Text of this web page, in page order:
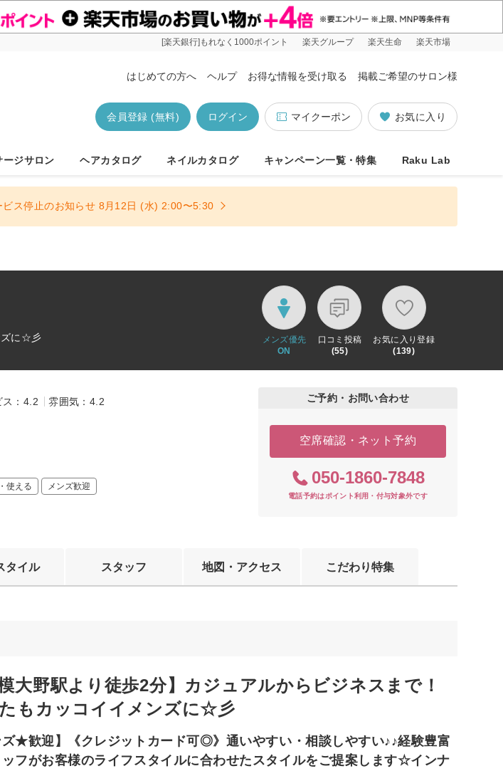
[楽天銀行]もれなく1000ポイント 楽天グループ 楽天生命 楽天市場
はじめての方へ ヘルプ お得な情報を受け取る 掲載ご希望のサロン様
お気に入り
マイクーポン
ログイン
会員登録 (無料)
ージサロン ヘアカタログ ネイルカタログ キャンペーン一覧・特集 Raku Lab
ス停止のお知らせ 8月12日 (水) 2:00〜5:30
ズに☆彡
メンズ優先
ON
口コミ投稿
(55)
お気に入り登録
(139)
ス：4.2
雰囲気：4.2
使える メンズ歓迎
ご予約・お問い合わせ
空席確認・ネット予約
050-1860-7848
電話予約はポイント利用・付与対象外です
タイル スタッフ 地図・アクセス こだわり特集
模大野駅より徒歩2分】カジュアルからビジネスまで！
もカッコイイメンズに☆彡
ズ★歓迎】《クレジットカード可◎》通いやすい・相談しやすい♪♪経験豊富
フがお客様のライフスタイルに合わせたスタイルをご提案します☆インナ